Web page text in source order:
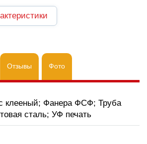
Отзывы Фото
клееный; Фанера ФСФ; Труба
сталь; УФ печать